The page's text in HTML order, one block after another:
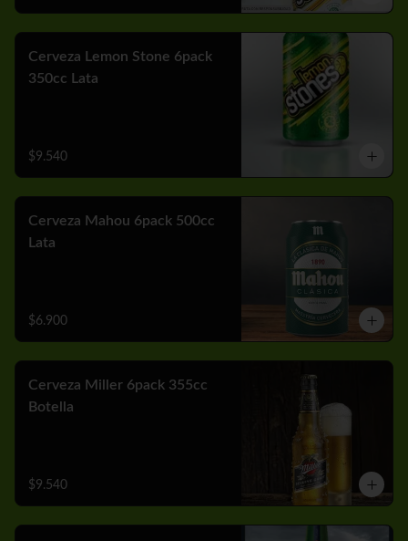
Cerveza Lemon Stone 6pack
350cc Lata
$9.540
Cerveza Mahou 6pack 500cc
Lata
$6.900
Cerveza Miller 6pack 355cc
Botella
$9.540